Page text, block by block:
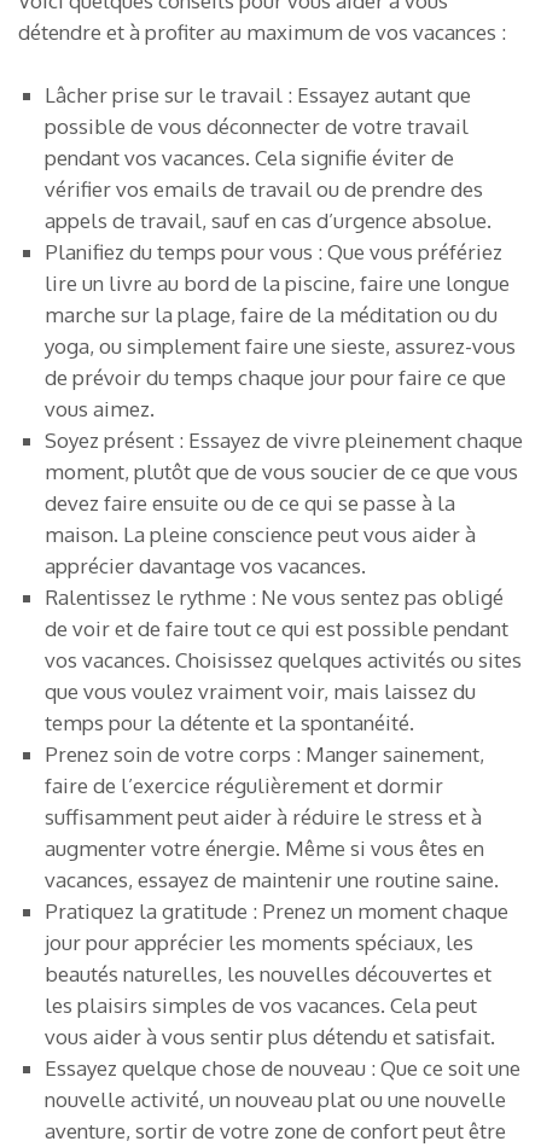
détendre et à profiter au maximum de vos vacances :
Lâcher prise sur le travail : Essayez autant que
possible de vous déconnecter de votre travail
pendant vos vacances. Cela signifie éviter de
vérifier vos emails de travail ou de prendre des
appels de travail, sauf en cas d’urgence absolue.
Planifiez du temps pour vous : Que vous préfériez
lire un livre au bord de la piscine, faire une longue
marche sur la plage, faire de la méditation ou du
yoga, ou simplement faire une sieste, assurez-vous
de prévoir du temps chaque jour pour faire ce que
vous aimez.
Soyez présent : Essayez de vivre pleinement chaque
moment, plutôt que de vous soucier de ce que vous
devez faire ensuite ou de ce qui se passe à la
maison. La pleine conscience peut vous aider à
apprécier davantage vos vacances.
Ralentissez le rythme : Ne vous sentez pas obligé
de voir et de faire tout ce qui est possible pendant
vos vacances. Choisissez quelques activités ou sites
que vous voulez vraiment voir, mais laissez du
temps pour la détente et la spontanéité.
Prenez soin de votre corps : Manger sainement,
faire de l’exercice régulièrement et dormir
suffisamment peut aider à réduire le stress et à
augmenter votre énergie. Même si vous êtes en
vacances, essayez de maintenir une routine saine.
Pratiquez la gratitude : Prenez un moment chaque
jour pour apprécier les moments spéciaux, les
beautés naturelles, les nouvelles découvertes et
les plaisirs simples de vos vacances. Cela peut
vous aider à vous sentir plus détendu et satisfait.
Essayez quelque chose de nouveau : Que ce soit une
nouvelle activité, un nouveau plat ou une nouvelle
aventure, sortir de votre zone de confort peut être